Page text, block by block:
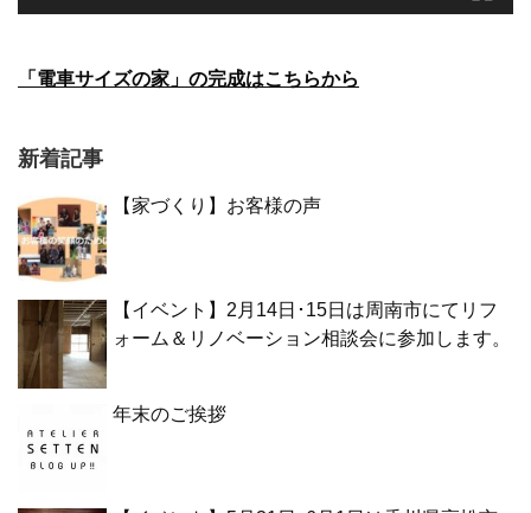
「電車サイズの家」の完成はこちらから
新着記事
【家づくり】お客様の声
【イベント】2月14日･15日は周南市にてリフ
ォーム＆リノベーション相談会に参加します。
年末のご挨拶